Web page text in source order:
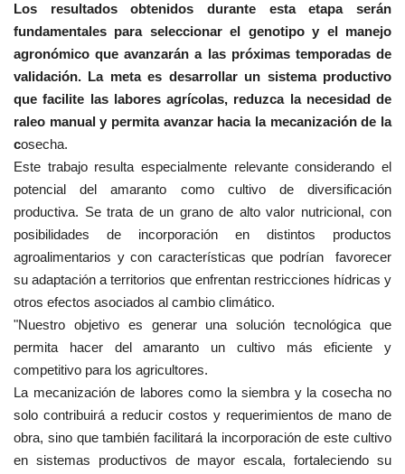
Los resultados obtenidos durante esta etapa serán
fundamentales para seleccionar el genotipo y el manejo
agronómico que avanzarán a las próximas temporadas de
validación. La meta es desarrollar un sistema productivo
que facilite las labores agrícolas, reduzca la necesidad de
raleo manual y permita avanzar hacia la mecanización de la
cosecha.
Este trabajo resulta especialmente relevante considerando el
potencial del amaranto como cultivo de diversificación
productiva. Se trata de un grano de alto valor nutricional, con
posibilidades de incorporación en distintos productos
agroalimentarios y con características que podrían favorecer
su adaptación a territorios que enfrentan restricciones hídricas y
otros efectos asociados al cambio climático.
"Nuestro objetivo es generar una solución tecnológica que
permita hacer del amaranto un cultivo más eficiente y
competitivo para los agricultores.
La mecanización de labores como la siembra y la cosecha no
solo contribuirá a reducir costos y requerimientos de mano de
obra, sino que también facilitará la incorporación de este cultivo
en sistemas productivos de mayor escala, fortaleciendo su